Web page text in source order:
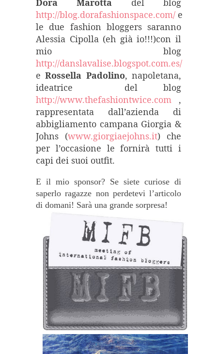
Dora Marotta del blog
http://blog.dorafashionspace.com/ e
le due fashion bloggers saranno
Alessia Cipolla (eh già io!!!)con il
mio blog
http://danslavalise.blogspot.com.es/
eRossella Padolino, napoletana,
ideatrice
del blog
http://www.thefashiontwice.com ,
rappresentata dall’azienda di
abbigliamento campana Giorgia &
Johns (www.giorgiaejohns.it) che
per l’occasione le fornirà tutti i
capi dei suoi outfit.
E il mio sponsor? Se siete curiose di
saperlo ragazze non perdetevi l’articolo
di domani! Sarà una grande sorpresa!